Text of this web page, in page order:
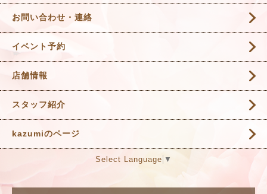
お問い合わせ・連絡
イベント予約
店舗情報
スタッフ紹介
kazumiのページ
Select Language ▼